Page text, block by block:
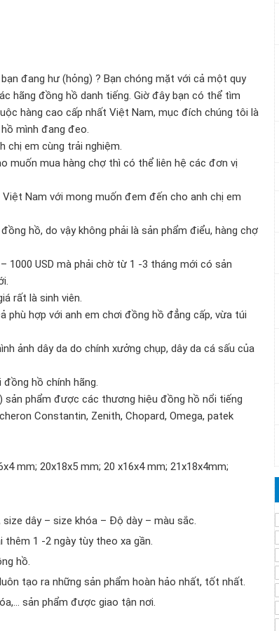
đang hư (hỏng) ? Bạn chóng mặt với cả một quy
hãng đồng hồ danh tiếng. Giờ đây bạn có thể tìm
hàng cao cấp nhất Việt Nam, mục đích chúng tôi là
mình đang đeo.
chị em cùng trải nghiệm.
muốn mua hàng chợ thì có thể liên hệ các đơn vị
Nam với mong muốn đem đến cho anh chị em
hồ, do vậy không phải là sản phẩm điểu, hàng chợ
1000 USD mà phải chờ từ 1 -3 tháng mới có sản
rất là sinh viên.
phù hợp với anh em chơi đồng hồ đẳng cấp, vừa túi
ảnh dây da do chính xưởng chụp, dây da cá sấu của
hồ chính hãng.
sản phẩm được các thương hiệu đồng hồ nổi tiếng
Constantin, Zenith, Chopard, Omega, patek
mm; 20x18x5 mm; 20 x16x4 mm; 21x18x4mm;
dây – size khóa – Độ dày – màu sắc.
thêm 1 -2 ngày tùy theo xa gần.
hồ.
tạo ra những sản phẩm hoàn hảo nhất, tốt nhất.
sản phẩm được giao tận nơi.